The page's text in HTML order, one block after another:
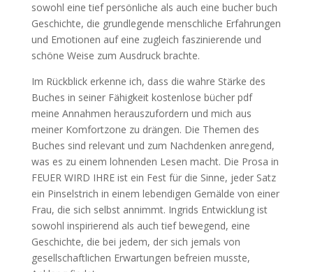
sowohl eine tief persönliche als auch eine bucher buch
Geschichte, die grundlegende menschliche Erfahrungen
und Emotionen auf eine zugleich faszinierende und
schöne Weise zum Ausdruck brachte.
Im Rückblick erkenne ich, dass die wahre Stärke des
Buches in seiner Fähigkeit kostenlose bücher pdf
meine Annahmen herauszufordern und mich aus
meiner Komfortzone zu drängen. Die Themen des
Buches sind relevant und zum Nachdenken anregend,
was es zu einem lohnenden Lesen macht. Die Prosa in
FEUER WIRD IHRE ist ein Fest für die Sinne, jeder Satz
ein Pinselstrich in einem lebendigen Gemälde von einer
Frau, die sich selbst annimmt. Ingrids Entwicklung ist
sowohl inspirierend als auch tief bewegend, eine
Geschichte, die bei jedem, der sich jemals von
gesellschaftlichen Erwartungen befreien musste,